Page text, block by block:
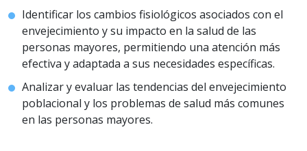
Identificar los cambios fisiológicos asociados con el
envejecimiento y su impacto en la salud de las
personas mayores, permitiendo una atención más
efectiva y adaptada a sus necesidades específicas.
Analizar y evaluar las tendencias del envejecimiento
poblacional y los problemas de salud más comunes
en las personas mayores.